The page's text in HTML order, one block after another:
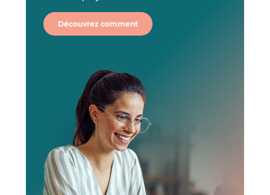
Découvrez comment